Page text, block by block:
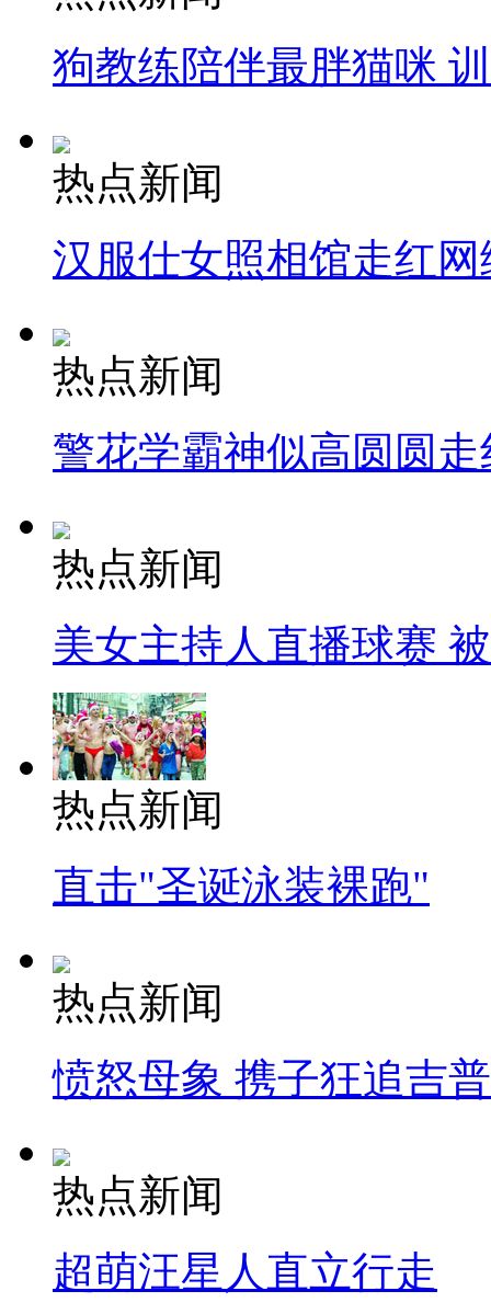
狗教练陪伴最胖猫咪
热点新闻
汉服仕女照相馆走红网
热点新闻
警花学霸神似高圆圆走
热点新闻
美女主持人直播球赛
热点新闻
直击"圣诞泳装裸跑"
热点新闻
愤怒母象 携子狂追吉
热点新闻
超萌汪星人直立行走